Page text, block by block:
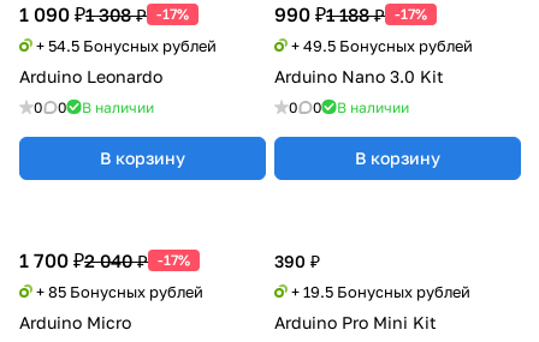
1 090 ₽1 308 ₽ -17%
+ 54.5 Бонусных рублей
Arduino Leonardo
0 0 В наличии
В корзину
990 ₽1 188 ₽ -17%
+ 49.5 Бонусных рублей
Arduino Nano 3.0 Kit
0 0 В наличии
В корзину
390 ₽
+ 19.5 Бонусных рублей
Arduino Pro Mini Kit
1 700 ₽2 040 ₽ -17%
+ 85 Бонусных рублей
Arduino Micro